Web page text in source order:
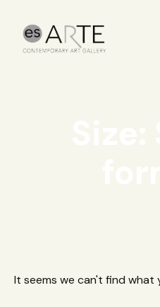
It seems we can't find what